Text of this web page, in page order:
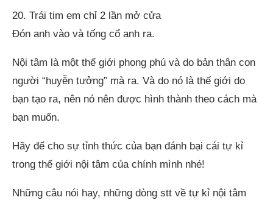
20. Trái tim em chỉ 2 lần mở cửa
Đón anh vào và tống cổ anh ra.
Nội tâm là một thế giới phong phú và do bản thân con
người “huyễn tưởng” mà ra. Và do nó là thế giới do
bạn tạo ra, nên nó nên được hình thành theo cách mà
bạn muốn.
Hãy để cho sự tỉnh thức của bạn đánh bại cái tự kỉ
trong thế giới nội tâm của chính mình nhé!
Những câu nói hay, những dòng stt về tự kỉ nội tâm